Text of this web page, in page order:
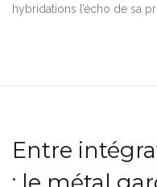
hybridations l’écho de sa
Entre